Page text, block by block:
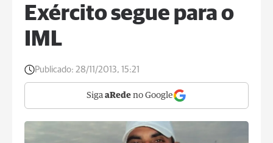
Exército segue para o
IML
Publicado: 28/11/2013, 15:21
Siga aRede no Google